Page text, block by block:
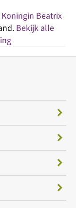
Beatrix
Bekijk alle